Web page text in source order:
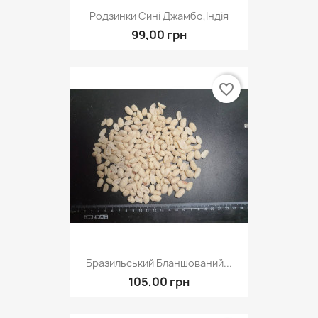
Родзинки Сині Джамбо,Індія
99,00 грн
Бразильський Бланшований...
105,00 грн
favorite_border